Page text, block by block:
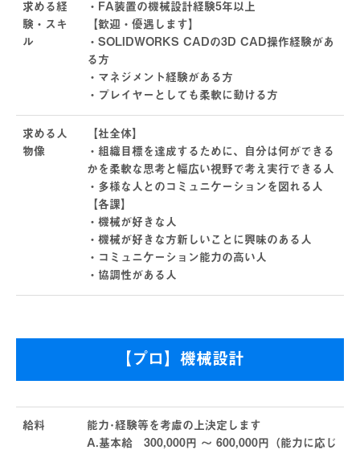
求める経
験・スキ
ル
・FA装置の機械設計経験5年以上
【歓迎・優遇します】
・SOLIDWORKS CADの3D CAD操作経験があ
る方
・マネジメント経験がある方
・プレイヤーとしても柔軟に動ける方
求める人
物像
【社全体】
・組織目標を達成するために、自分は何ができる
かを柔軟な思考と幅広い視野で考え実行できる人
・多様な人とのコミュニケーションを図れる人
【各課】
・機械が好きな人
・機械が好きな方新しいことに興味のある人
・コミュニケーション能力の高い人
・協調性がある人
【プロ】機械設計
給料
能力･経験等を考慮の上決定します
A.基本給 300,000円 ～ 600,000円（能力に応じ